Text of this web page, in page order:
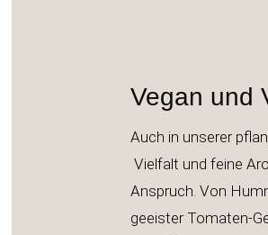
Vegan und
Auch in unserer
Vielfalt und feine
Anspruch. Von
geeister Tomaten-